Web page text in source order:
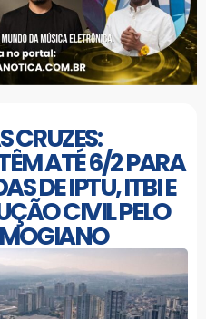
CRUZES:
ATÉ 6/2 PARA
DE IPTU, ITBI E
CIVIL PELO